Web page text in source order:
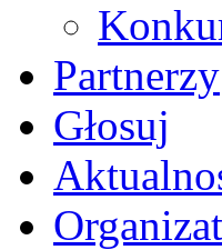
Partnerzy
Głosuj